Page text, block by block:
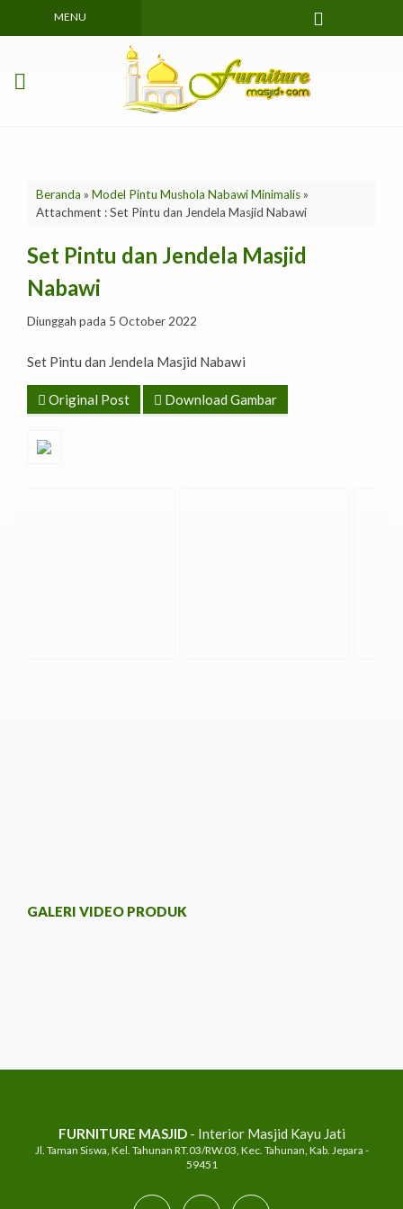
MENU
Beranda » Model Pintu Mushola Nabawi Minimalis»
Attachment : Set Pintu dan Jendela Masjid Nabawi
Set Pintu dan Jendela Masjid
Nabawi
Diunggah pada 5 October 2022
Set Pintu dan Jendela Masjid Nabawi
Original Post Download Gambar
GALERI VIDEO PRODUK
FURNITURE MASJID- Interior Masjid Kayu Jati
Jl. Taman Siswa, Kel. Tahunan RT.03/RW.03, Kec. Tahunan, Kab. Jepara -
59451